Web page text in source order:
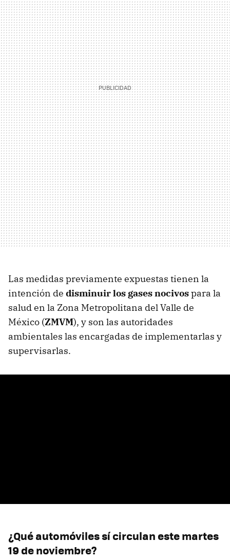
Las medidas previamente expuestas tienen la
intención de disminuir los gases nocivospara la
salud en la Zona Metropolitana del Valle de
México (ZMVM), y son las autoridades
ambientales las encargadas de implementarlas y
supervisarlas.
¿Qué automóviles sí circulan este martes
19 de noviembre?